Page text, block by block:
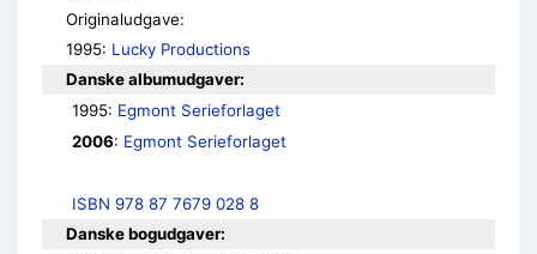
Originaludgave:
1995: Lucky Productions
Danske albumudgaver:
1995: Egmont Serieforlaget
2006: Egmont Serieforlaget
ISBN 978 87 7679 028 8
Danske bogudgaver: